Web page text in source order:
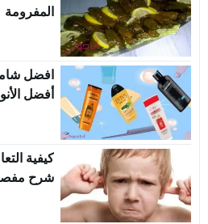
المفرومة
افضل
أفضل
كيفية
شرح